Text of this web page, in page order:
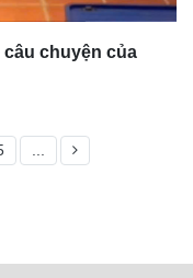
câu chuyện của